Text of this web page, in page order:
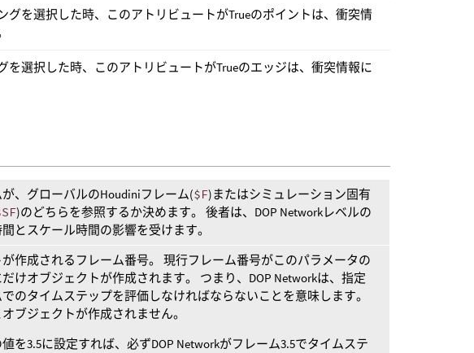
グを選択した時、このアトリビュートがTrueのポイントは、衝突情
を選択した時、このアトリビュートがTrueのエッジは、衝突情報に
、グローバルのHoudiniフレーム($F)またはシミュレーション固有
)のどちらを参照するか決めます。 後者は、DOP Networkレベルの
とスケール時間の影響を受けます。
作成されるフレーム番号。 現行フレーム番号がこのパラメータの
けオブジェクトが作成されます。 つまり、DOP Networkは、指定
のタイムステップを評価しなければならないことを意味します。
ブジェクトが作成されません。
を3.5に設定すれば、必ずDOP Networkがフレーム3.5でタイムステ